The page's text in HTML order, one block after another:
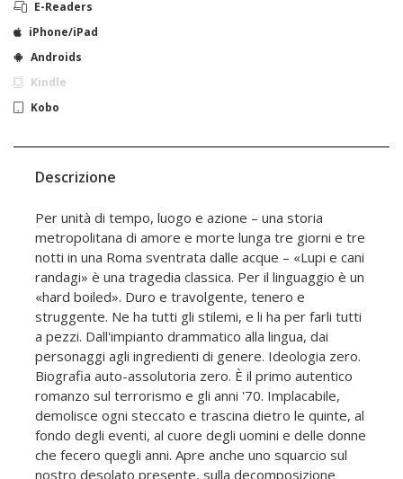
E-Readers
iPhone/iPad
Androids
Kindle
Kobo
Descrizione
Per unità di tempo, luogo e azione – una storia
metropolitana di amore e morte lunga tre giorni e tre
notti in una Roma sventrata dalle acque – «Lupi e cani
randagi» è una tragedia classica. Per il linguaggio è un
«hard boiled». Duro e travolgente, tenero e
struggente. Ne ha tutti gli stilemi, e li ha per farli tutti
a pezzi. Dall'impianto drammatico alla lingua, dai
personaggi agli ingredienti di genere. Ideologia zero.
Biografia auto-assolutoria zero. È il primo autentico
romanzo sul terrorismo e gli anni '70. Implacabile,
demolisce ogni steccato e trascina dietro le quinte, al
fondo degli eventi, al cuore degli uomini e delle donne
che fecero quegli anni. Apre anche uno squarcio sul
nostro desolato presente, sulla decomposizione